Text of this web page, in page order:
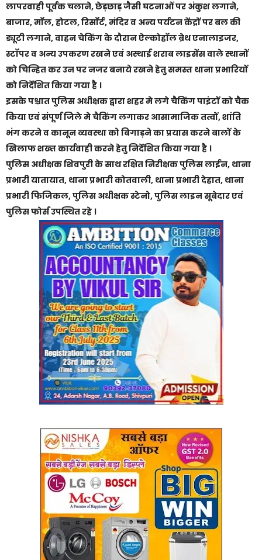
लापरवाही पूर्वक चलाने, छेड़छाड़ जैसी घटनाओं पर अंकुश लगाने,
बाजार, मॉल, होटल, रिसॉर्ट, मंदिर व अन्य पर्यटन केंद्रों पर बल की
ड्यूटी लगाने, वाहन चेकिंग के दौरान ऐल्कोहॉल ब्रेथ एनालाइजर,
स्टॉपर व अन्य उपकरण रखने एवं अस्थाई शराब लाइसेंस वाले स्थानों
को चिन्हित कर उन पर नजर बनाये रखने हेतु समस्त थाना प्रभारियों
को निर्देशित किया गया है ।
इसके पश्चात पुलिस अधीक्षक द्वारा शहर मे लगे चैकिंग पाइंटों को चैक
किया एवं संपूर्ण जिले मे चैकिंग लगाकर आसामाजिक तत्वों, शांति
भंग करने व कानून व्यवस्था को बिगाड़ने का प्रयास करने बालों के
खिलाफ शख्त कार्यवाही करने हेतु निर्देशित किया गया है ।
पुलिस अधीक्षक शिवपुरी के साथ रक्षित निरीक्षक पुलिस लाईन, थाना
प्रभारी यातायात, थाना प्रभारी कोतवाली, थाना प्रभारी देहात, थाना
प्रभारी फिजिकल, पुलिस अधीक्षक स्टेनो, पुलिस लाइन सूबेदार एवं
पुलिस फोर्स उपस्थित रहे ।